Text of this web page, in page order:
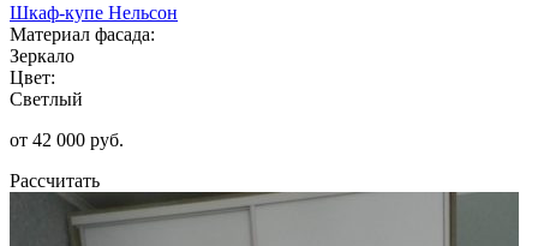
Шкаф-купе Нельсон
Материал фасада:
Зеркало
Цвет:
Светлый
от 42 000 руб.
Рассчитать